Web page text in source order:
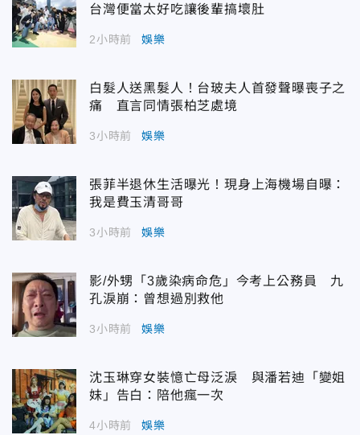
台灣便當太好吃讓後輩搞壞肚
2小時前 娛樂
白髮人送黑髮人！台玻夫人首發聲曝喪子之
痛 直言同情張柏芝處境
3小時前 娛樂
張菲半退休生活曝光！現身上海機場自曝：
我是費玉清哥哥
3小時前 娛樂
影/外甥「3歲染病命危」今考上公務員 九
孔淚崩：曾想過別救他
3小時前 娛樂
沈玉琳穿女裝憶亡母泛淚 與潘若迪「變姐
妹」告白：陪他瘋一次
4小時前 娛樂